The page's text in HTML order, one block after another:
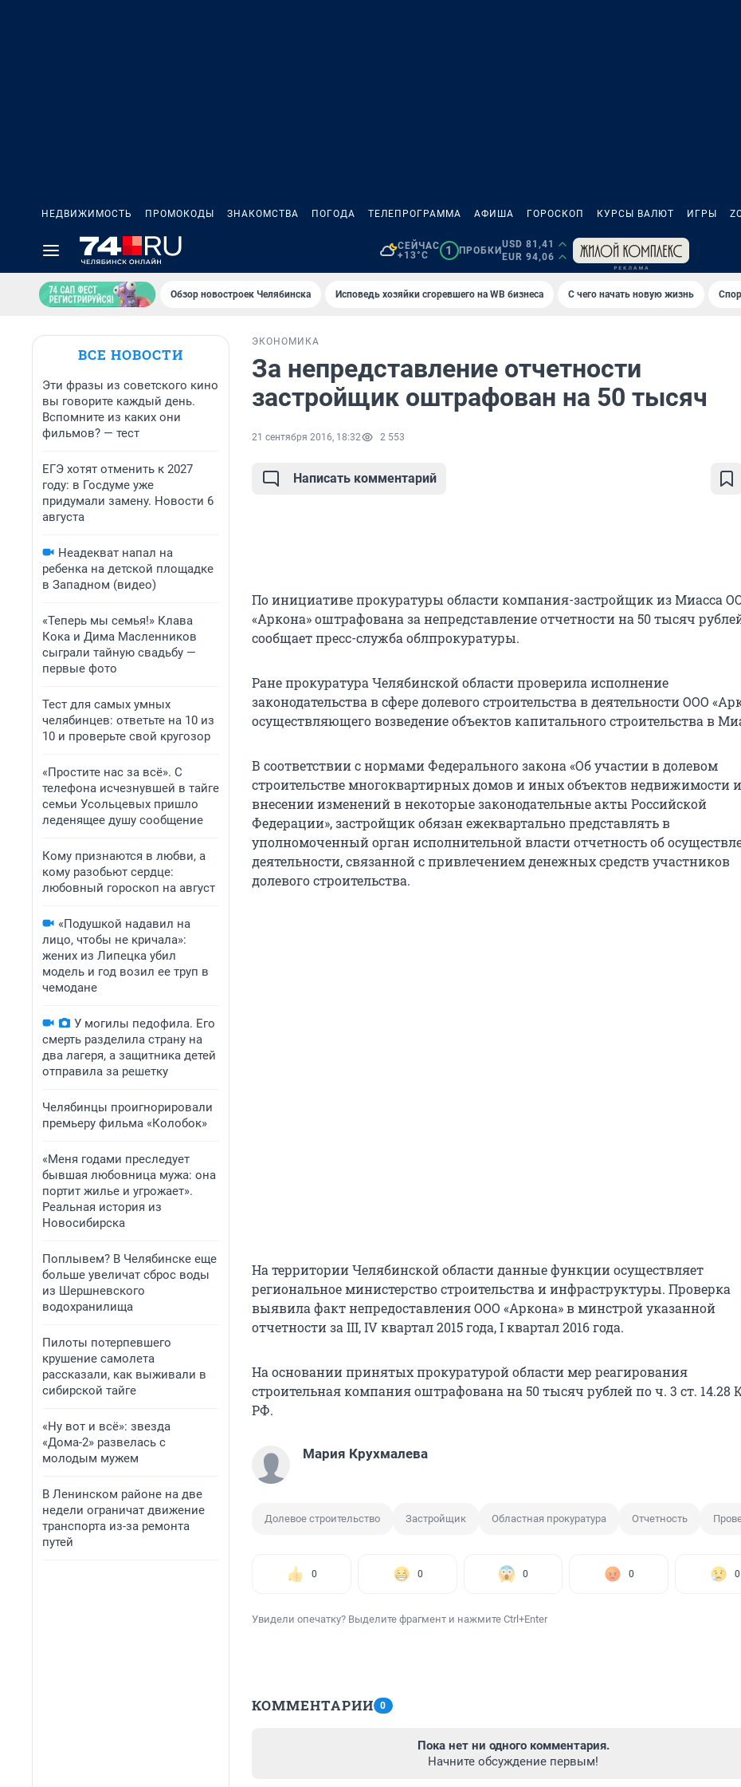
НЕДВИЖИМОСТЬ ПРОМОКОДЫ ЗНАКОМСТВА ПОГОДА ТЕЛЕПРОГРАММА АФИША ГОРОСКОП КУРСЫ ВАЛЮТ ИГРЫ
СЕЙЧАС
+13°C
1 ПРОБКИ
USD 81,41
EUR 94,06
Обзор новостроек Челябинска Исповедь хозяйки сгоревшего на WB бизнеса С чего начать новую жизнь
ВСЕ НОВОСТИ
Эти фразы из советского кино
вы говорите каждый день.
Вспомните из каких они
фильмов? — тест
ЕГЭ хотят отменить к 2027
году: в Госдуме уже
придумали замену. Новости 6
августа
Неадекват напал на
ребенка на детской площадке
в Западном (видео)
«Теперь мы семья!» Клава
Кока и Дима Масленников
сыграли тайную свадьбу —
первые фото
Тест для самых умных
челябинцев: ответьте на 10 из
10 и проверьте свой кругозор
«Простите нас за всё». С
телефона исчезнувшей в тайге
семьи Усольцевых пришло
леденящее душу сообщение
Кому признаются в любви, а
кому разобьют сердце:
любовный гороскоп на август
«Подушкой надавил на
лицо, чтобы не кричала»:
жених из Липецка убил
модель и год возил ее труп в
чемодане
У могилы педофила. Его
смерть разделила страну на
два лагеря, а защитника детей
отправила за решетку
Челябинцы проигнорировали
премьеру фильма «Колобок»
«Меня годами преследует
бывшая любовница мужа: она
портит жилье и угрожает».
Реальная история из
Новосибирска
Поплывем? В Челябинске еще
больше увеличат сброс воды
из Шершневского
водохранилища
Пилоты потерпевшего
крушение самолета
рассказали, как выживали в
сибирской тайге
«Ну вот и всё»: звезда
«Дома-2» развелась с
молодым мужем
В Ленинском районе на две
недели ограничат движение
транспорта из-за ремонта
путей
ЭКОНОМИКА
За непредставление отчетности
застройщик оштрафован на 50 тысяч
21 сентября 2016, 18:32 2 553
Написать комментарий
По инициативе прокуратуры области компания-застройщик из Миасса
«Аркона» оштрафована за непредставление отчетности на 50 тысяч
сообщает пресс-служба облпрокуратуры.
Ране прокуратура Челябинской области проверила исполнение
законодательства в сфере долевого строительства в деятельности ООО
осуществляющего возведение объектов капитального строительства в
В соответствии с нормами Федерального закона «Об участии в долевом
строительстве многоквартирных домов и иных объектов недвижимости
внесении изменений в некоторые законодательные акты Российской
Федерации», застройщик обязан ежеквартально представлять в
уполномоченный орган исполнительной власти отчетность об
деятельности, связанной с привлечением денежных средств участников
долевого строительства.
На территории Челябинской области данные функции осуществляет
региональное министерство строительства и инфраструктуры. Проверка
выявила факт непредоставления ООО «Аркона» в минстрой указанной
отчетности за III, IV квартал 2015 года, I квартал 2016 года.
На основании принятых прокуратурой области мер реагирования
строительная компания оштрафована на 50 тысяч рублей по ч. 3 ст. 14.28
РФ.
Мария Крухмалева
Долевое строительство Застройщик Областная прокуратура Отчетность
0 0 0 0 0
Увидели опечатку? Выделите фрагмент и нажмите Ctrl+Enter
КОММЕНТАРИИ 0
Пока нет ни одного комментария.
Начните обсуждение первым!